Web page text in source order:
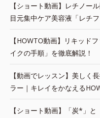
【ショート動画】レチノー
目元集中ケア美容液「レチ
【HOWTO動画】リキッド
イクの手順」を徹底解説！
【動画でレッスン】美しく
ラー｜キレイをかなえる
【ショート動画】「炭*」